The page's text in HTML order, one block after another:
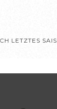
LETZTES